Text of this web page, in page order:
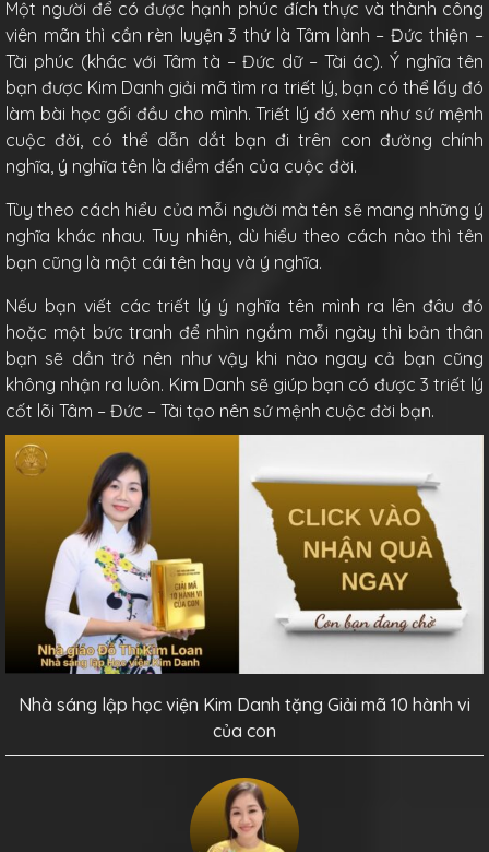
Một người để có được hạnh phúc đích thực và thành công
viên mãn thì cần rèn luyện 3 thứ là Tâm lành – Đức thiện –
Tài phúc (khác với Tâm tà – Đức dữ – Tài ác). Ý nghĩa tên
bạn được Kim Danh giải mã tìm ra triết lý, bạn có thể lấy đó
làm bài học gối đầu cho mình. Triết lý đó xem như sứ mệnh
cuộc đời, có thể dẫn dắt bạn đi trên con đường chính
nghĩa, ý nghĩa tên là điểm đến của cuộc đời.
Tùy theo cách hiểu của mỗi người mà tên sẽ mang những ý
nghĩa khác nhau. Tuy nhiên, dù hiểu theo cách nào thì tên
bạn cũng là một cái tên hay và ý nghĩa.
Nếu bạn viết các triết lý ý nghĩa tên mình ra lên đâu đó
hoặc một bức tranh để nhìn ngắm mỗi ngày thì bản thân
bạn sẽ dần trở nên như vậy khi nào ngay cả bạn cũng
không nhận ra luôn. Kim Danh sẽ giúp bạn có được 3 triết lý
cốt lõi Tâm – Đức – Tài tạo nên sứ mệnh cuộc đời bạn.
Nhà sáng lập học viện Kim Danh tặng Giải mã 10 hành vi
của con